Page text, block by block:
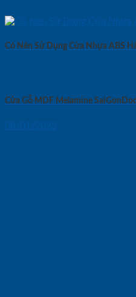
Có Nên Sử Dụng Cửa Nhựa ABS
Cửa Gỗ MDF Melamine
08/01/2025